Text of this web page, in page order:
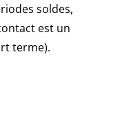
soldes,
est un
terme).